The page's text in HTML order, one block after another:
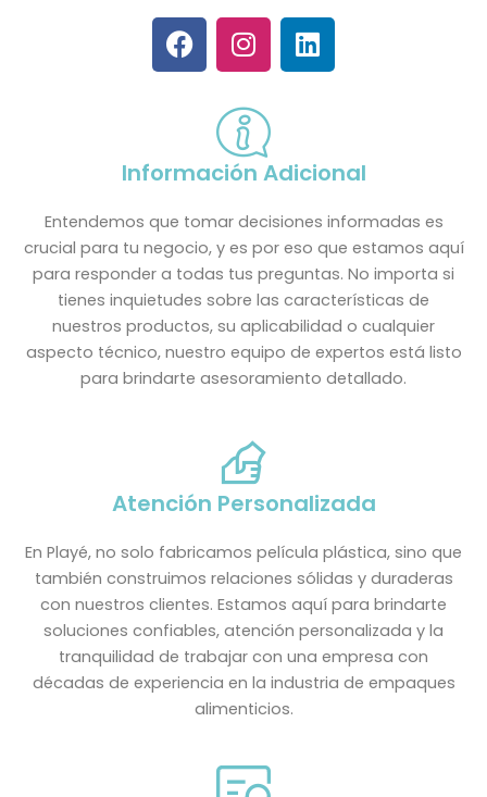
F
a
o
k
I
n
t
a
g
a
m
L
i
d
n
Información Adicional
Entendemos que tomar decisiones informadas es
crucial para tu negocio, y es por eso que estamos aquí
para responder a todas tus preguntas. No importa si
tienes inquietudes sobre las características de
nuestros productos, su aplicabilidad o cualquier
aspecto técnico, nuestro equipo de expertos está listo
para brindarte asesoramiento detallado.
Atención Personalizada
En Playé, no solo fabricamos película plástica, sino que
también construimos relaciones sólidas y duraderas
con nuestros clientes. Estamos aquí para brindarte
soluciones confiables, atención personalizada y la
tranquilidad de trabajar con una empresa con
décadas de experiencia en la industria de empaques
alimenticios.